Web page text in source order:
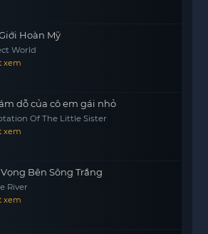
Hoàn Mỹ
World
xem
dỗ của cô em gái nhỏ
Of The Little Sister
xem
Bên Sông Trắng
River
xem